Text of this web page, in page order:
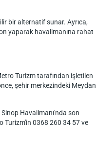
bir alternatif sunar. Ayrıca,
yaparak havalimanına rahat
Turizm tarafından işletilen
şehir merkezindeki Meydan
Havalimanı'nda son
Turizm'in 0368 260 34 57 ve